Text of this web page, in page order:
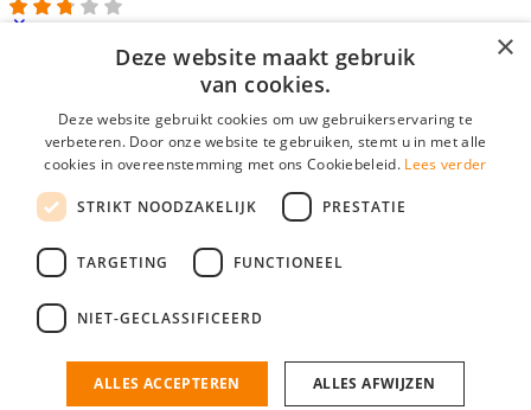
E-mail*
Wachtwoord
login gegevens onthouden
login
Bedrijf aanmelden
nieuwe collega/werknemer zo gevonden!
×
Deze website maakt gebruik
van cookies.
Deze website gebruikt cookies om uw gebruikerservaring te
verbeteren. Door onze website te gebruiken, stemt u in met alle
cookies in overeenstemming met ons Cookiebeleid. Lees verder
STRIKT NOODZAKELIJK PRESTATIE
TARGETING FUNCTIONEEL
NIET-GECLASSIFICEERD
ALLES ACCEPTEREN ALLES AFWIJZEN